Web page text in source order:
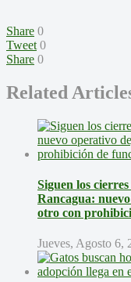
Share 0
Tweet 0
Share 0
Related
Siguen los
Rancagua:
otro con
Jueves, Agosto 6,